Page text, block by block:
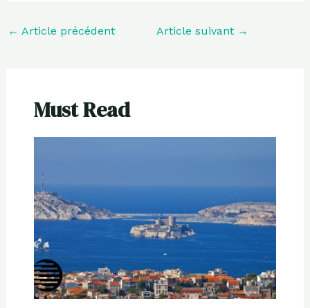
← Article précédent Article suivant →
Must Read